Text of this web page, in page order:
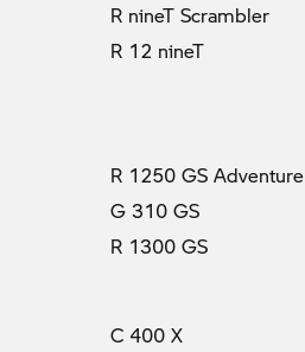
R nineT Scrambler
R 12 nineT
R 1250 GS Adventure
G 310 GS
R 1300 GS
C 400 X